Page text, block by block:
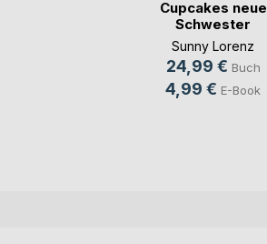
Cupcakes neue
Schwester
Sunny Lorenz
24,99 € Buch
4,99 € E-Book